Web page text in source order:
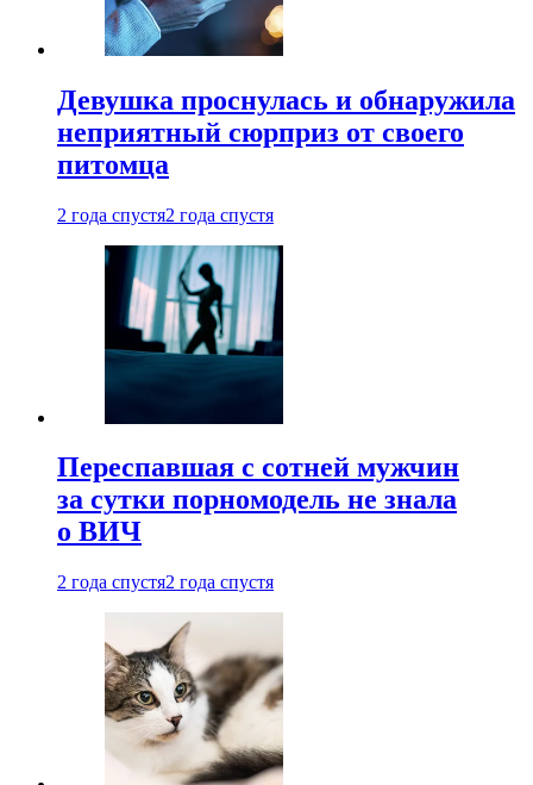
Девушка проснулась и обнаружила
неприятный сюрприз от своего
питомца
2 года спустя2 года спустя
Переспавшая с сотней мужчин
за сутки порномодель не знала
о ВИЧ
2 года спустя2 года спустя